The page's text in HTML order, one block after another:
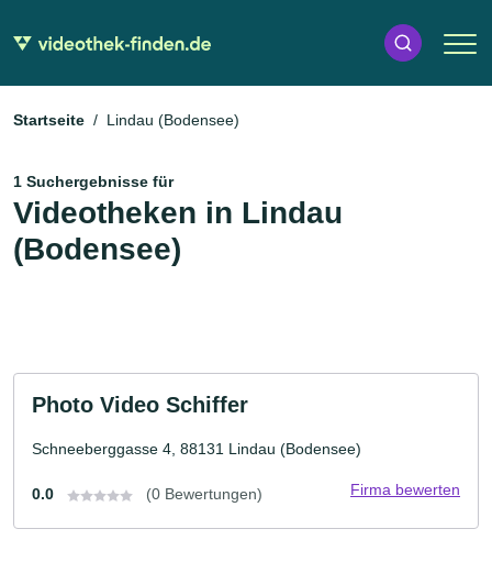
Startseite Lindau (Bodensee)
1 Suchergebnisse für
Videotheken in Lindau
(Bodensee)
Photo Video Schiffer
Schneeberggasse 4, 88131 Lindau (Bodensee)
0.0 (0 Bewertungen) Firma bewerten